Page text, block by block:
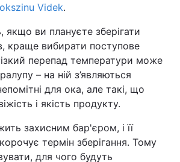
Світ
Наука
Лайт
Інциденти
Туризм
Погода
Videk.
якщо ви плануєте зберігати
краще вибирати поступове
перепад температури може
– на ній з’являються
для ока, але такі, що
і якість продукту.
захисним бар'єром, і її
термін зберігання. Тому
для чого будуть